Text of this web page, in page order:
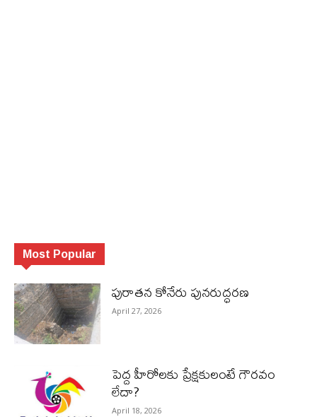
Most Popular
పురాత‌న కోనేరు పున‌రుద్ధ‌ర‌ణ
April 27, 2026
పెద్ద హీరోల‌కు ప్రేక్ష‌కులంటే గౌర‌వం
లేదా?
April 18, 2026